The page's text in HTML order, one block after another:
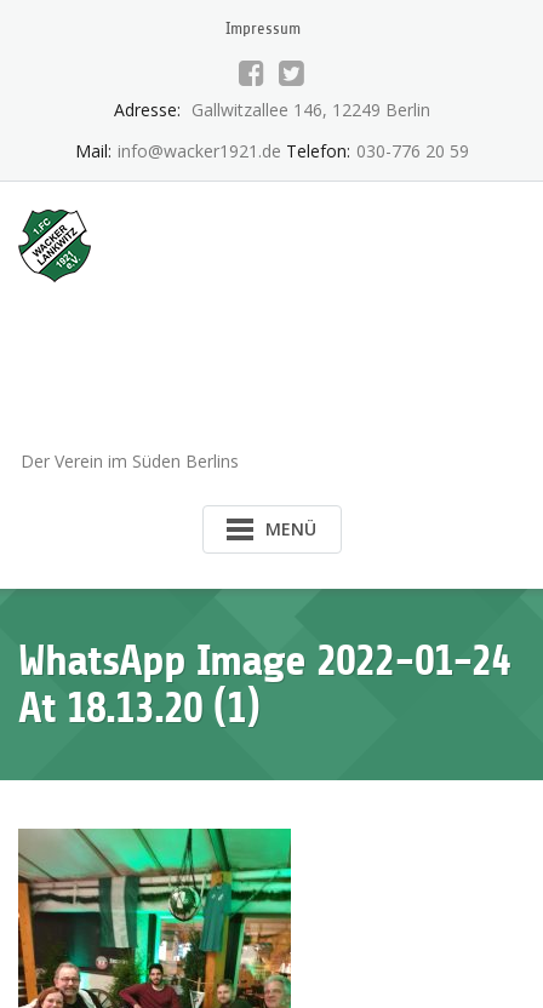
Impressum
Adresse: Gallwitzallee 146, 12249 Berlin
Mail: info@wacker1921.de Telefon: 030-776 20 59
Der Verein im Süden Berlins
MENÜ
WhatsApp Image 2022-01-24
At 18.13.20 (1)